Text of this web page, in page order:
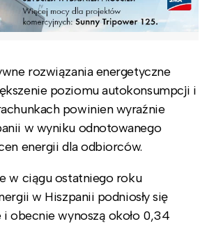
rozwiązania energetyczne
poziomu autokonsumpcji i
powinien wyraźnie
w wyniku odnotowanego
energii dla odbiorców.
w ciągu ostatniego roku
w Hiszpanii podniosły się
obecnie wynoszą około 0,34